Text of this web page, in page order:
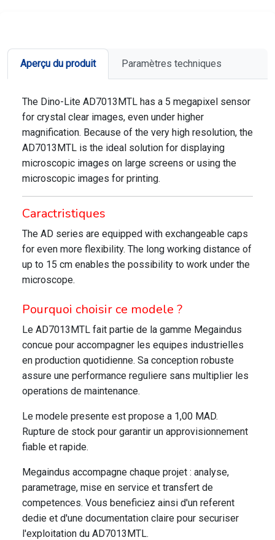
Aperçu du produit Paramètres techniques
The Dino-Lite AD7013MTL has a 5 megapixel sensor
for crystal clear images, even under higher
magnification. Because of the very high resolution, the
AD7013MTL is the ideal solution for displaying
microscopic images on large screens or using the
microscopic images for printing.
Caractristiques
The AD series are equipped with exchangeable caps
for even more flexibility. The long working distance of
up to 15 cm enables the possibility to work under the
microscope.
Pourquoi choisir ce modele ?
Le AD7013MTL fait partie de la gamme Megaindus
concue pour accompagner les equipes industrielles
en production quotidienne. Sa conception robuste
assure une performance reguliere sans multiplier les
operations de maintenance.
Le modele presente est propose a 1,00 MAD.
Rupture de stock pour garantir un approvisionnement
fiable et rapide.
Megaindus accompagne chaque projet : analyse,
parametrage, mise en service et transfert de
competences. Vous beneficiez ainsi d'un referent
dedie et d'une documentation claire pour securiser
l'exploitation du AD7013MTL.